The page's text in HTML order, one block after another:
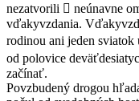
nezatvorili  neúnavne
vďakyvzdania.
rodinou ani jeden sviatok
od polovice
začínať.
Povzbudený drogou